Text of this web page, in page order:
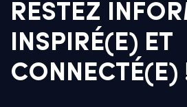
RESTEZ
INSPIRÉ(E) ET
CONNECTÉ(E)